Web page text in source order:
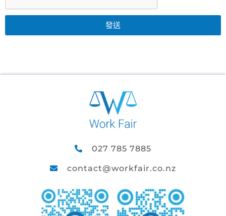
發送
027 785 7885
contact@workfair.co.nz